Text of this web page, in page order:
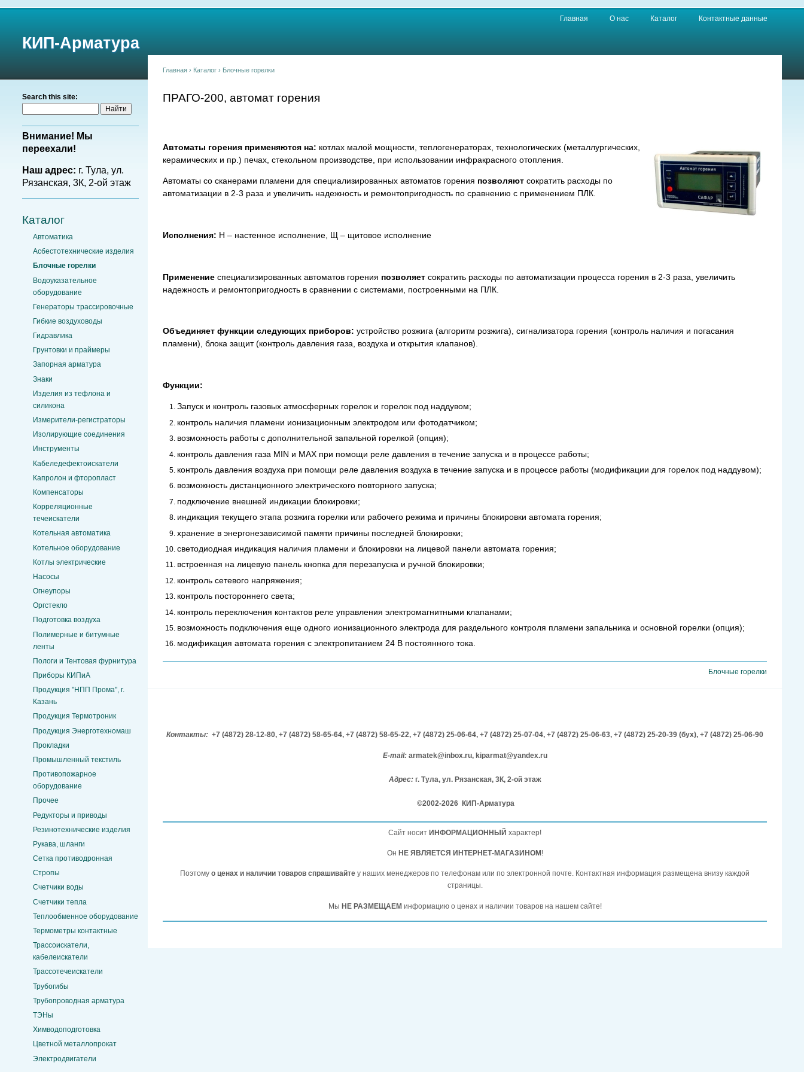
КИП-Арматура
Главная О нас Каталог Контактные данные
Search this site:
Внимание! Мы
переехали!
Наш адрес: г. Тула, ул.
Рязанская, 3К, 2-ой этаж
Каталог
Автоматика
Асбестотехнические изделия
Блочные горелки
Водоуказательное
оборудование
Генераторы трассировочные
Гибкие воздуховоды
Гидравлика
Грунтовки и праймеры
Запорная арматура
Знаки
Изделия из тефлона и
силикона
Измерители-регистраторы
Изолирующие соединения
Инструменты
Кабеледефектоискатели
Капролон и фторопласт
Компенсаторы
Корреляционные
течеискатели
Котельная автоматика
Котельное оборудование
Котлы электрические
Насосы
Огнеупоры
Оргстекло
Подготовка воздуха
Полимерные и битумные
ленты
Пологи и Тентовая фурнитура
Приборы КИПиА
Продукция "НПП Прома", г.
Казань
Продукция Термотроник
Продукция Энерготехномаш
Прокладки
Промышленный текстиль
Противопожарное
оборудование
Прочее
Редукторы и приводы
Резинотехнические изделия
Рукава, шланги
Сетка противодронная
Стропы
Счетчики воды
Счетчики тепла
Теплообменное оборудование
Термометры контактные
Трассоискатели,
кабелеискатели
Трассотечеискатели
Трубогибы
Трубопроводная арматура
ТЭНы
Химводоподготовка
Цветной металлопрокат
Электродвигатели
Главная › Каталог › Блочные горелки
ПРАГО-200, автомат горения
Автоматы горения применяются на: котлах малой мощности, теплогенераторах, технологических (металлургических,
керамических и пр.) печах, стекольном производстве, при использовании инфракрасного отопления.
Автоматы со сканерами пламени для специализированных автоматов горения позволяют сократить расходы по
автоматизации в 2-3 раза и увеличить надежность и ремонтопригодность по сравнению с применением ПЛК.
Исполнения: Н – настенное исполнение, Щ – щитовое исполнение
Применение специализированных автоматов горения позволяет сократить расходы по автоматизации процесса горения в 2-3 раза, увеличить
надежность и ремонтопригодность в сравнении с системами, построенными на ПЛК.
Объединяет функции следующих приборов: устройство розжига (алгоритм розжига), сигнализатора горения (контроль наличия и погасания
пламени), блока защит (контроль давления газа, воздуха и открытия клапанов).
Функции:
Запуск и контроль газовых атмосферных горелок и горелок под наддувом;
контроль наличия пламени ионизационным электродом или фотодатчиком;
возможность работы с дополнительной запальной горелкой (опция);
контроль давления газа MIN и MAX при помощи реле давления в течение запуска и в процессе работы;
контроль давления воздуха при помощи реле давления воздуха в течение запуска и в процессе работы (модификации для горелок под наддувом);
возможность дистанционного электрического повторного запуска;
подключение внешней индикации блокировки;
индикация текущего этапа розжига горелки или рабочего режима и причины блокировки автомата горения;
хранение в энергонезависимой памяти причины последней блокировки;
светодиодная индикация наличия пламени и блокировки на лицевой панели автомата горения;
встроенная на лицевую панель кнопка для перезапуска и ручной блокировки;
контроль сетевого напряжения;
контроль постороннего света;
контроль переключения контактов реле управления электромагнитными клапанами;
возможность подключения еще одного ионизационного электрода для раздельного контроля пламени запальника и основной горелки (опция);
модификация автомата горения с электропитанием 24 В постоянного тока.
Блочные горелки
Контакты: +7 (4872) 28-12-80, +7 (4872) 58-65-64, +7 (4872) 58-65-22, +7 (4872) 25-06-64, +7 (4872) 25-07-04, +7 (4872) 25-06-63, +7 (4872) 25-20-39 (бух), +7 (4872) 25-06-90
E-mail: armatek@inbox.ru, kiparmat@yandex.ru
Адрес: г. Тула, ул. Рязанская, 3К, 2-ой этаж
©2002-2026 КИП-Арматура
Сайт носит ИНФОРМАЦИОННЫЙ характер!
Он НЕ ЯВЛЯЕТСЯ ИНТЕРНЕТ-МАГАЗИНОМ !
Поэтому о ценах и наличии товаров спрашивайте у наших менеджеров по телефонам или по электронной почте. Контактная информация размещена внизу каждой
страницы.
Мы НЕ РАЗМЕЩАЕМинформацию о ценах и наличии товаров на нашем сайте!